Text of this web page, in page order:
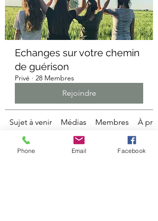
Echanges sur votre chemin
de guérison
Privé · 28 Membres
Rejoindre
Sujet à venir Médias Membres À
Phone Email Facebook